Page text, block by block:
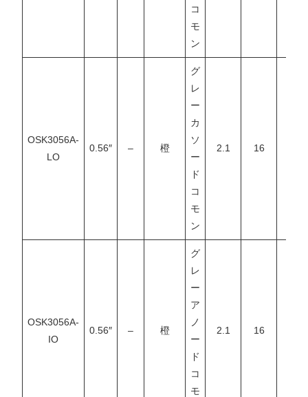
コ
モ
ン
OSK3056A-
LO
0.56″ – 橙
グ
レ
ー
カ
ソ
ー
ド
コ
モ
ン
2.1 16
OSK3056A-
IO
0.56″ – 橙
グ
レ
ー
ア
ノ
ー
ド
コ
モ
2.1 16